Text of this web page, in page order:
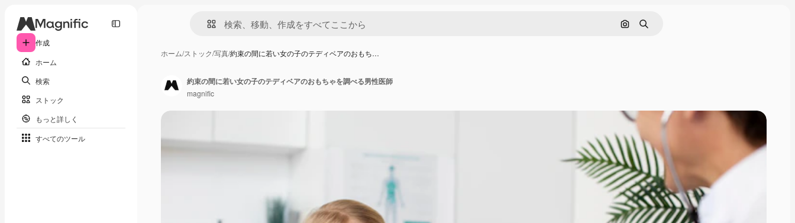
作成
ホーム
検索
ストック
もっと詳しく
すべてのツール
画像で検索
検索
ホーム/ストック/写真/約束の間に若い女の子のテディベアのおもち…
約束の間に若い女の子のテディベアのおもちゃを調べる男性医師
magnific